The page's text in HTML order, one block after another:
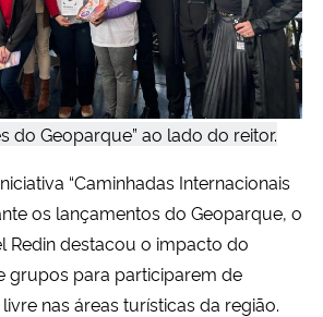
do Geoparque” ao lado do reitor.
“Caminhadas Internacionais
os lançamentos do Geoparque, o
Redin destacou o impacto do
grupos para participarem de
nas áreas turísticas da região.